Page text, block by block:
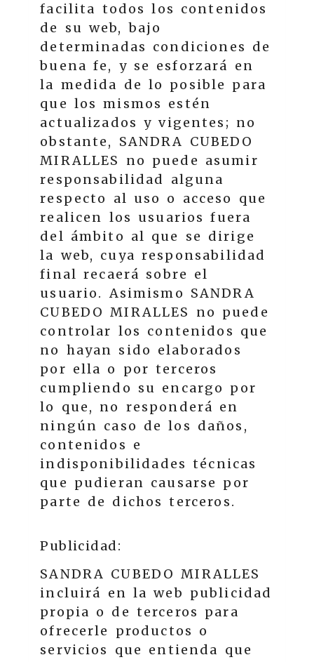
facilita todos los contenidos
de su web, bajo
determinadas condiciones de
buena fe, y se esforzará en
la medida de lo posible para
que los mismos estén
actualizados y vigentes; no
obstante, SANDRA CUBEDO
MIRALLES
no puede asumir
responsabilidad alguna
respecto al uso o acceso que
realicen los usuarios fuera
del ámbito al que se dirige
la web, cuya responsabilidad
final recaerá sobre el
usuario. Asimismo SANDRA
CUBEDO MIRALLES
no puede
controlar los contenidos que
no hayan sido elaborados
por ella o por terceros
cumpliendo su encargo por
lo que, no responderá en
ningún caso de los daños,
contenidos e
indisponibilidades técnicas
que pudieran causarse por
parte de dichos terceros.
Publicidad:
SANDRA CUBEDO MIRALLES
incluirá en la web publicidad
propia o de terceros para
ofrecerle productos o
servicios que entienda que